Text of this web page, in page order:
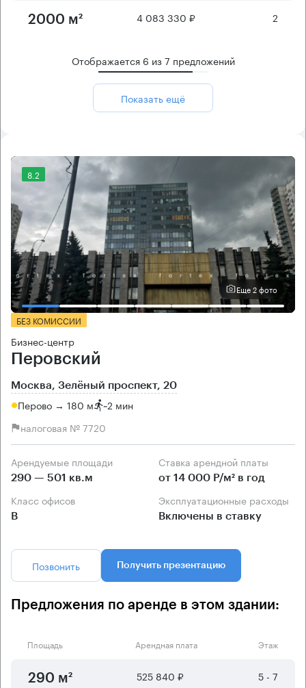
2000 м² 4 083 330 ₽ 2
Отображается 6 из7 предложений
Показать ещё
8.2
Еще 2 фото
БЕЗ КОМИССИИ
Бизнес-центр
Перовский
Москва, Зелёный проспект, 20
Перово → 180 м ~2 мин
налоговая № 7720
Арендуемые площади
290 — 501 кв.м
Ставка арендной платы
от 14 000 Р/м² в год
Класс офисов
B
Эксплуатационные расходы
Включены в ставку
Позвонить Получить презентацию
Предложения по аренде в этом здании:
Площадь Арендная плата Этаж
290 м² 525 840 ₽ 5 - 7